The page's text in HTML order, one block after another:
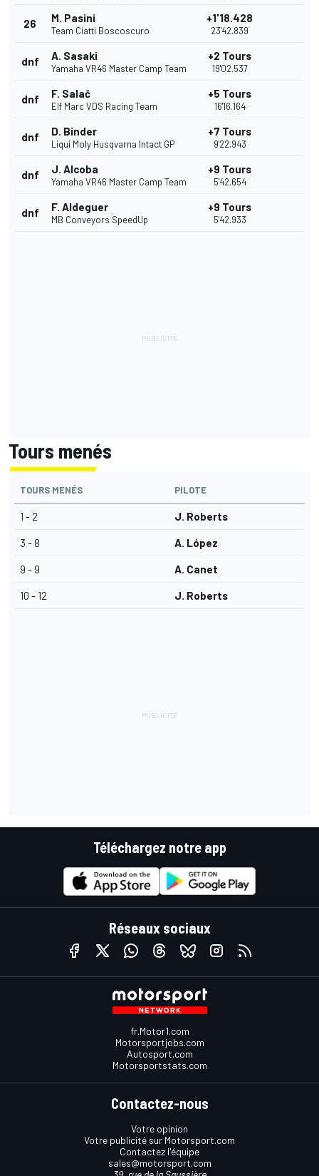
26 M. Pasini
Team Ciatti Boscoscuro
+1'18.428
23'42.839
dnf A. Sasaki
Yamaha VR46 Master Camp Team
+2 Tours
19'02.537
dnf F. Salač
Elf Marc VDS Racing Team
+5 Tours
16'16.164
dnf D. Binder
Liqui Moly Husqvarna Intact GP
+7 Tours
9'22.943
dnf J. Alcoba
Yamaha VR46 Master Camp Team
+9 Tours
5'42.654
dnf F. Aldeguer
MB Conveyors SpeedUp
+9 Tours
5'42.933
Tours menés
TOURS MENÉS PILOTE
1 - 2 J. Roberts
3 - 8 A. López
9 - 9 A. Canet
10 - 12 J. Roberts
Téléchargez notre app
Réseaux sociaux
fr.Motor1.com
Motorsportjobs.com
Autosport.com
Motorsportstats.com
Contactez-nous
Votre opinion
Votre publicité sur Motorsport.com
Contactez l'équipe
sales@motorsport.com